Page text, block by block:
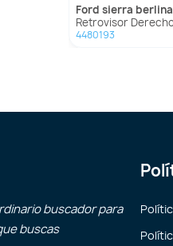
ford sierra berlina
Retrovisor Derecho para Ford
4480193
buscador para
buscas